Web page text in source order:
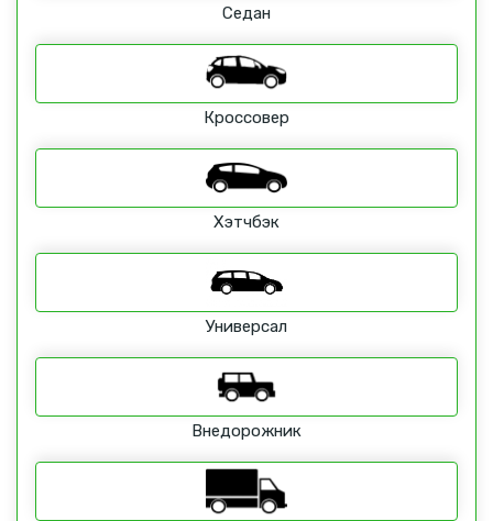
Седан
Кроссовер
Хэтчбэк
Универсал
Внедорожник